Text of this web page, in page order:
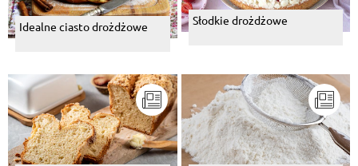
Idealne ciasto drożdżowe Słodkie drożdżowe